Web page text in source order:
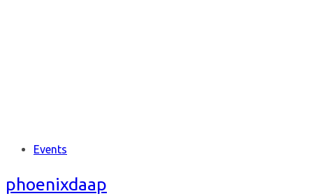
Tags Events
phoenixdaap